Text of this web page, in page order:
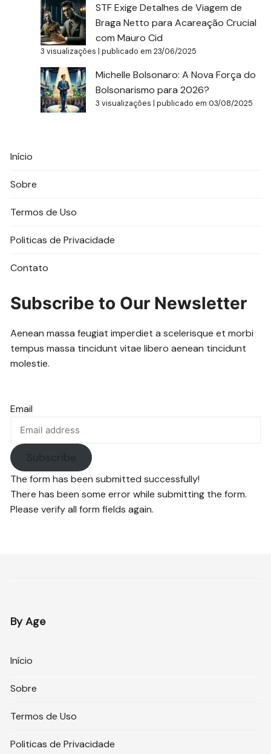
STF Exige Detalhes de Viagem de
Braga Netto para Acareação Crucial
com Mauro Cid
3 visualizações |publicado em 23/06/2025
Michelle Bolsonaro: A Nova Força do
Bolsonarismo para 2026?
3 visualizações |publicado em 03/08/2025
Início
Sobre
Termos de Uso
Politicas de Privacidade
Contato
Subscribe to Our Newsletter
Aenean massa feugiat imperdiet a scelerisque et morbi
tempus massa tincidunt vitae libero aenean tincidunt
molestie.
Email
Subscribe
The form has been submitted successfully!
There has been some error while submitting the form.
Please verify all form fields again.
By Age
Início
Sobre
Termos de Uso
Politicas de Privacidade